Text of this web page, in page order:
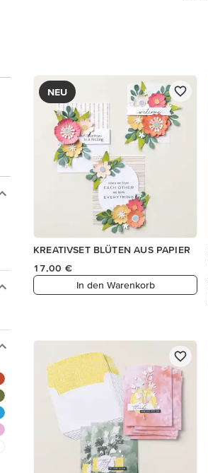
NEU
KREATIVSET BLÜTEN AUS PAPIER
17,00 €
In den Warenkorb